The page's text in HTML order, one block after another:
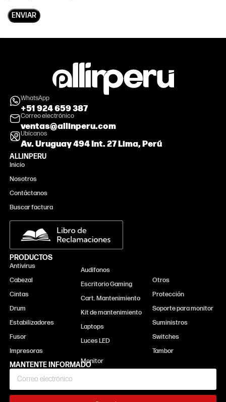
WhatsApp
+51 924 659 387
Correo electrónico
ventas@allinperu.com
Ubícanos
Av. Uruguay 494 Int. 27 Lima, Perú
ALLINPERU
Inicio
Nosotros
Contáctanos
Buscar factura
PRODUCTOS
Antivirus
Cabezal
Cintas
Drum
Estabilizadores
Fusor
Impresoras
Audífonos
Escritorio Gaming
Cart. Mantenimiento
Kit de mantenimiento
Laptops
Luces LED
Otros
Protección
Soporte para monitor
Suministros
Switches
Tambor
MANTENTE INFORMADO